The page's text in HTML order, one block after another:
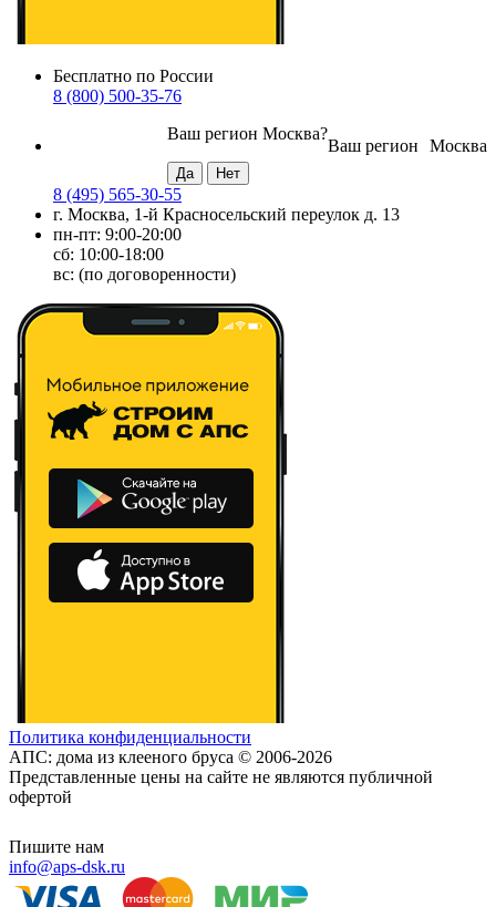
Бесплатно по России
8 (800) 500-35-76
Москва
Ваш регион
Ваш регион Москва?
8 (495) 565-30-55
г. Москва, 1-й Красносельский переулок д. 13
пн-пт: 9:00-20:00
сб: 10:00-18:00
вс: (по договоренности)
Политика конфиденциальности
АПС: дома из клееного бруса © 2006-2026
Представленные цены на сайте не являются публичной
офертой
Пишите нам
info@aps-dsk.ru